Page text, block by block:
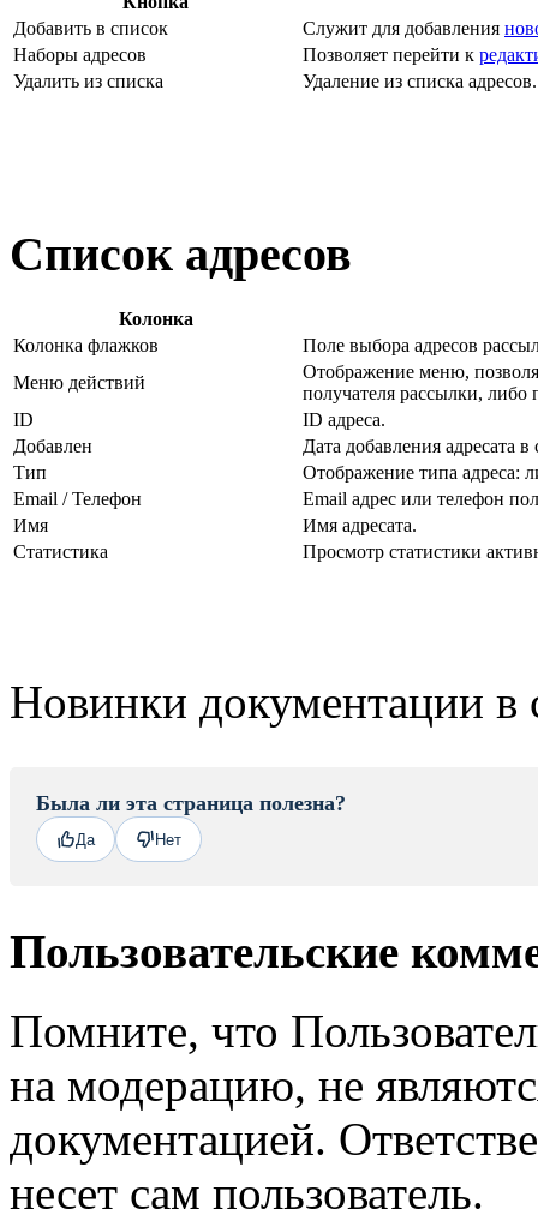
Добавить в список
Служит для добавления
Наборы адресов
Позволяет перейти к
Удалить из списка
Удаление из списка адресов.
Список адресов
Колонка
Колонка флажков
Поле выбора адресов
Меню действий
Отображение меню,
получателя рассылки, либо
ID
ID адреса.
Добавлен
Дата добавления адресата в
Тип
Отображение типа адреса:
Email / Телефон
Email адрес или телефон
Имя
Имя адресата.
Статистика
Просмотр статистики
Новинки документации в
Была ли эта страница полезна?
Да Нет
Пользовательские
Помните, что
на модерацию, не
документацией.
несет сам пользователь.